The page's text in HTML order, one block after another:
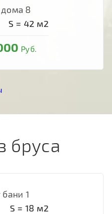
8
S = 42 м2
Руб.
бруса
1
S = 18 м2